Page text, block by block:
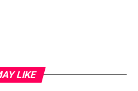
LIKE